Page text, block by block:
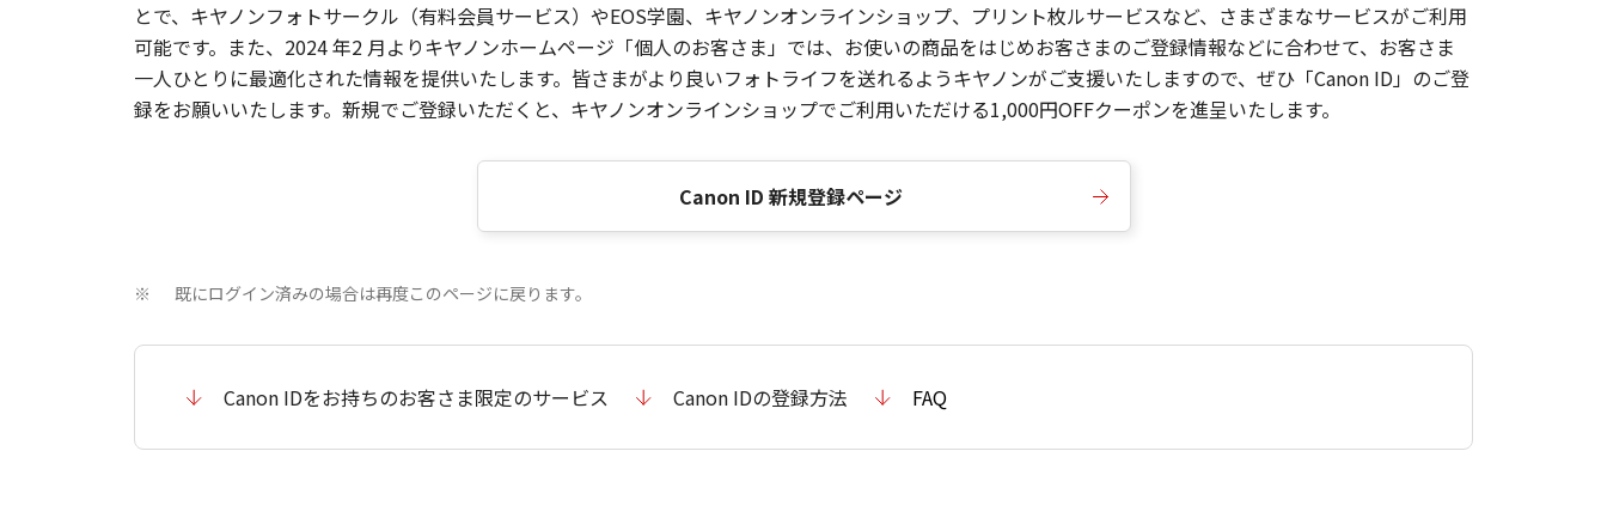
とで、キヤノンフォトサークル（有料会員サービス）やEOS学園、キヤノンオンラインショップ、プリント枚ルサービスなど、さまざまなサービスがご利用
可能です。また、2024 年2 月よりキヤノンホームページ「個人のお客さま」では、お使いの商品をはじめお客さまのご登録情報などに合わせて、お客さま
一人ひとりに最適化された情報を提供いたします。皆さまがより良いフォトライフを送れるようキヤノンがご支援いたしますので、ぜひ「Canon ID」のご登
録をお願いいたします。新規でご登録いただくと、キヤノンオンラインショップでご利用いただける1,000円OFFクーポンを進呈いたします。
Canon ID 新規登録ページ
※ 既にログイン済みの場合は再度このページに戻ります。
Canon IDをお持ちのお客さま限定のサービス Canon IDの登録方法 FAQ